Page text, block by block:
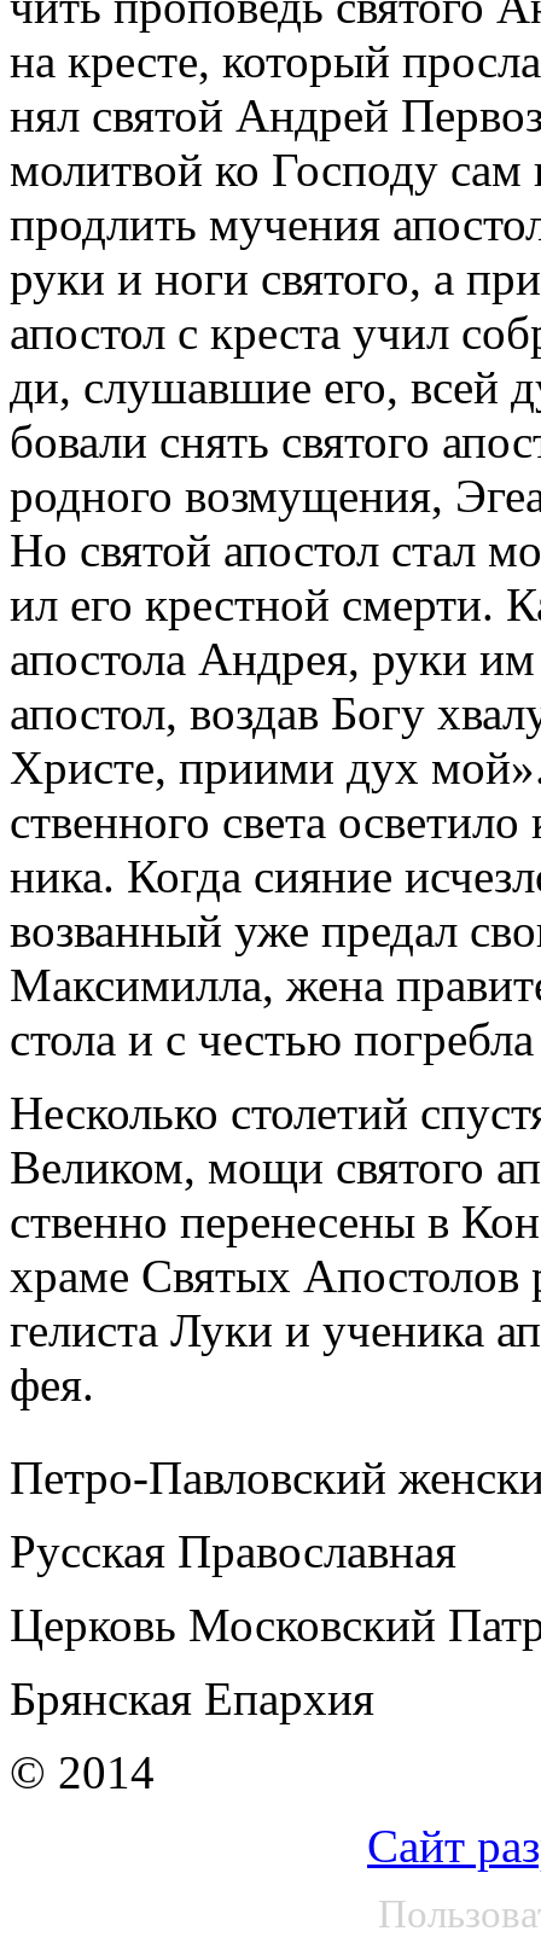
на кре­сте, ко­то­рый
нял свя­той Ан­дрей
мо­лит­вой ко Гос­по­ду
про­длить му­че­ния
ру­ки и но­ги свя­то­го, а
апо­стол с кре­ста учил
ди, слу­шав­шие его, всей
бо­ва­ли снять свя­то­го
род­но­го воз­му­ще­ния,
Но свя­той апо­стол стал
ил его крест­ной смер­ти.
апо­сто­ла Ан­дрея, ру­ки
апо­стол, воз­дав Бо­гу
Хри­сте, при­и­ми дух
ствен­но­го све­та
ни­ка. Ко­гда си­я­ние
во­зван­ный уже пре­дал
Мак­си­мил­ла, же­на
сто­ла и с че­стью
Несколь­ко сто­ле­тий
Ве­ли­ком, мо­щи свя­то­го
ствен­но пе­ре­не­се­ны в
хра­ме Свя­тых
ге­ли­ста Лу­ки и уче­ни­ка
фея.
Петро-Павловский
Русская Православная
Церковь Московский
Брянская Епархия
© 2014
Сайт